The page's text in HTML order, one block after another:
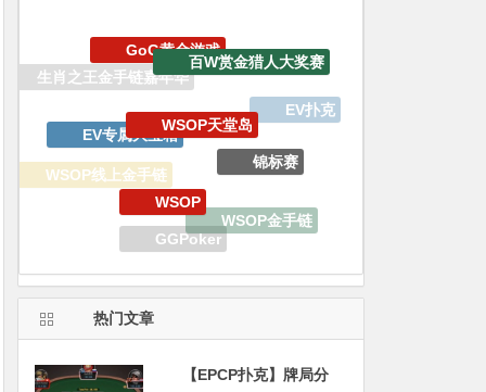
EPCP扑克
iPhone15 Pro Max无限量赠送
EV专属大宝箱
WSOP天堂岛
锦标赛
WSOP金手链
GGPoker
WSOP
热门文章
【EPCP扑克】牌局分